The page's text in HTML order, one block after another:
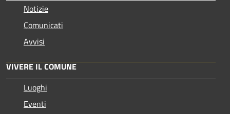
Notizie
Comunicati
Avvisi
VIVERE IL COMUNE
Luoghi
Eventi